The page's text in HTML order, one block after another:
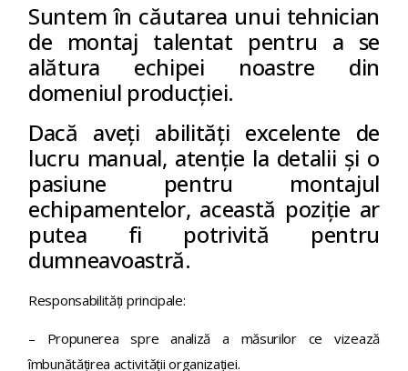
Suntem în căutarea unui tehnician
de montaj talentat pentru a se
alătura echipei noastre din
domeniul producției.
Dacă aveți abilități excelente de
lucru manual, atenție la detalii și o
pasiune pentru montajul
echipamentelor, această poziție ar
putea fi potrivită pentru
dumneavoastră.
Responsabilități principale:
– Propunerea spre analiză a măsurilor ce vizează
îmbunătăţirea activităţii organizaţiei.